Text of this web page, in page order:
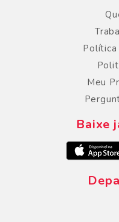
Política
Meu
Baixe